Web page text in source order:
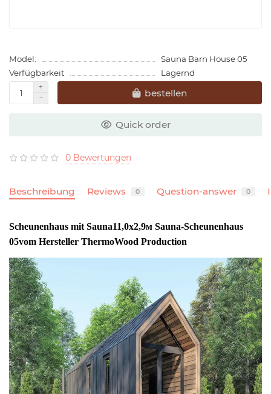
Model:
Sauna Barn House 05
Verfügbarkeit
Lagernd
bestellen
Quick order
0 Bewertungen
Beschreibung Reviews 0 Question-answer 0
Scheunenhaus mit Sauna11,0х2,9м Sauna-Scheunenhaus
05vom Hersteller ThermoWood Production